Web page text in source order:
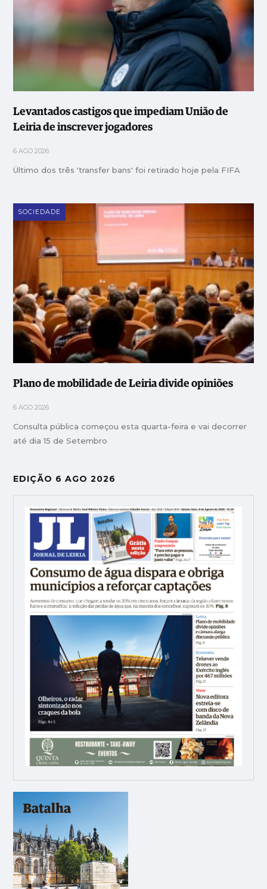
Levantados castigos que impediam União de
Leiria de inscrever jogadores
6 AGO 2026
Último dos três 'transfer bans' foi retirado hoje pela FIFA
SOCIEDADE
Plano de mobilidade de Leiria divide opiniões
6 AGO 2026
Consulta pública começou esta quarta-feira e vai decorrer
até dia 15 de Setembro
EDIÇÃO 6 AGO 2026